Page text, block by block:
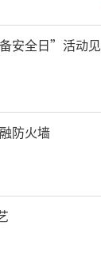
安全日”活动见
防火墙